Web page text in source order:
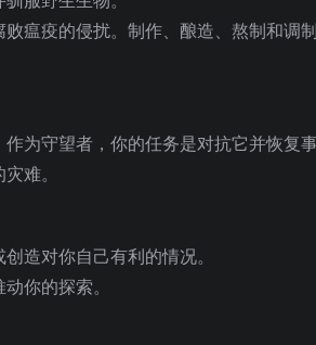
瘟疫的侵扰。制作、酿造、熬制和调
为守望者，你的任务是对抗它并恢复
难。
造对你自己有利的情况。
你的探索。